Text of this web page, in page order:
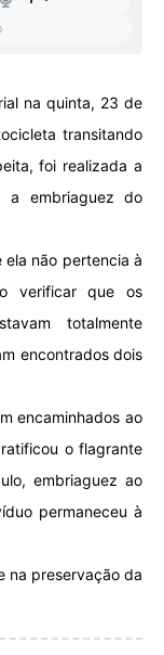
na quinta, 23 de
transitando
foi realizada a
a embriaguez do
não pertencia à
verificar que os
totalmente
encontrados dois
encaminhados ao
o flagrante
embriaguez ao
permaneceu à
na preservação da